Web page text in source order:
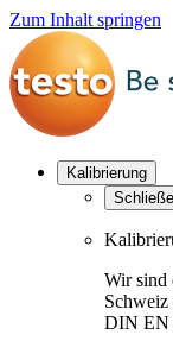
Zum Inhalt springen
Kalibrierung
Wir sind
DIN EN